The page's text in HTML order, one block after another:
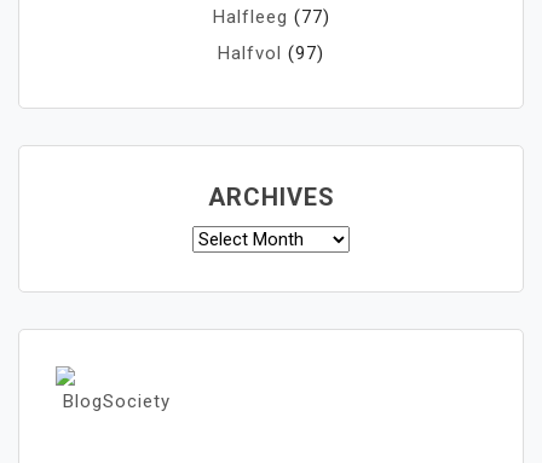
Halfleeg (77)
Halfvol (97)
ARCHIVES
Archives